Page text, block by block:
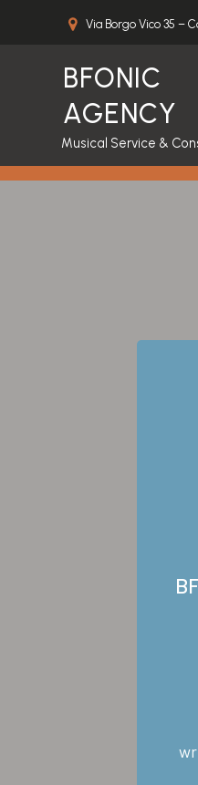
Via Borgo Vico 35 –
BFONIC
AGENCY
Musical Service &